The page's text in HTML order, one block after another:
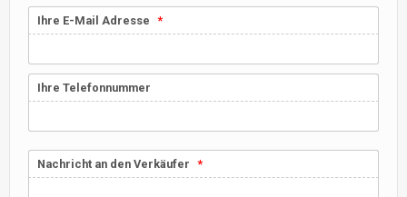
Ihre E-Mail Adresse
Ihre Telefonnummer
Nachricht an den Verkäufer